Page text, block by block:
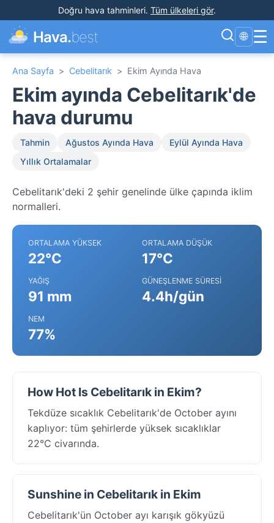
Doğru hava tahminleri. Tüm ülkeleri gör.
Hava.best 🌐 ☰
Ana Sayfa > Cebelitarık > Ekim Ayında Hava
Ekim ayında Cebelitarık'de
hava durumu
Tahmin Ağustos Ayında Hava
Eylül Ayında Hava
Yıllık Ortalamalar
Cebelitarık'deki 2 şehir genelinde ülke çapında iklim
normalleri.
ORTALAMA YÜKSEK
22°C
ORTALAMA DÜŞÜK
17°C
YAĞIŞ
91 mm
GÜNEŞLENME SÜRESI
4.4h/gün
NEM
77%
How Hot Is Cebelitarık in Ekim?
Tekdüze sıcaklık Cebelitarık'de October ayını
kaplıyor: tüm şehirlerde yüksek sıcaklıklar
22°C civarında.
Sunshine in Cebelitarık in Ekim
Cebelitarık'ün October ayı karışık gökyüzü